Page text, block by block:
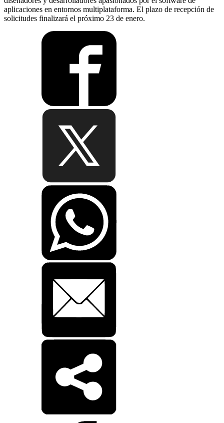
aplicaciones en entornos multiplataforma. El plazo de recepción de
solicitudes finalizará el próximo 23 de enero.